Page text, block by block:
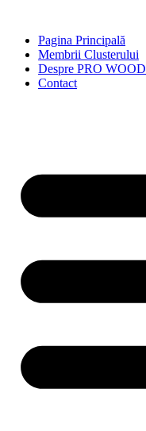
contentPagina Principală
Membrii Clusterului
Despre PRO WOOD
Contact